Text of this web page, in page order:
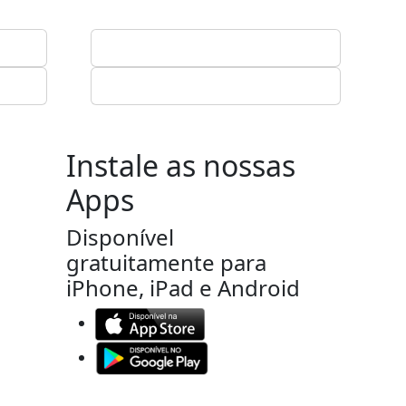
Instale as nossas
Apps
Disponível
gratuitamente para
iPhone, iPad e Android